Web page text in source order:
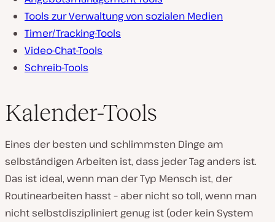
Tools zur Verwaltung von sozialen Medien
Timer/Tracking-Tools
Video-Chat-Tools
Schreib-Tools
Kalender-Tools
Eines der besten und schlimmsten Dinge am
selbständigen Arbeiten ist, dass jeder Tag anders ist.
Das ist ideal, wenn man der Typ Mensch ist, der
Routinearbeiten hasst – aber nicht so toll, wenn man
nicht selbstdiszipliniert genug ist (oder kein System